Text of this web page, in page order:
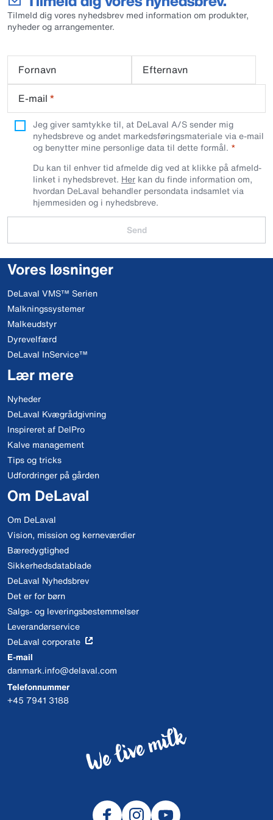
Tilmeld dig vores nyhedsbrev med information om produkter,
nyheder og arrangementer.
Fornavn
Efternavn
E-mail *
Jeg giver samtykke til, at DeLaval A/S sender mig
nyhedsbreve og andet markedsføringsmateriale via e-mail
og benytter mine personlige data til dette formål.
Du kan til enhver tid afmelde dig ved at klikke på afmeld-
linket i nyhedsbrevet. Her kan du finde information om,
hvordan DeLaval behandler persondata indsamlet via
hjemmesiden og i nyhedsbreve.
Send
Vores løsninger
DeLaval VMS™ Serien
Malkningssystemer
Malkeudstyr
Dyrevelfærd
DeLaval InService™
Lær mere
Nyheder
DeLaval Kvægrådgivning
Inspireret af DelPro
Kalve management
Tips og tricks
Udfordringer på gården
Om DeLaval
Om DeLaval
Vision, mission og kerneværdier
Bæredygtighed
Sikkerhedsdatablade
DeLaval Nyhedsbrev
Det er for børn
Salgs- og leveringsbestemmelser
Leverandørservice
DeLaval corporate
E-mail
danmark.info@delaval.com
Telefonnummer
+45 7941 3188